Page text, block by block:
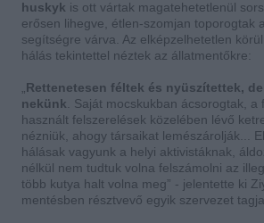
huskyk is ott vártak magatehetetlenül
erősen lihegve, étlen-szomjan toporogtak
segítségre várva. Az elképzelhetetlen
hálás tekintettel néztek az állatmentőkre:
Rettenetesen féltek és nyüszítettek,
nekünk . Saját mocskukban ácsorogtak, a
használt felszerelések közelében lévő
nézniük, ahogy társaikat lemészárolják...
hálásak vagyunk a helyi aktivistáknak,
nélkül nem tudtuk volna felszámolni az
több kutya halt volna meg” - jelentette ki
mentésben résztvevő egyik szervezet